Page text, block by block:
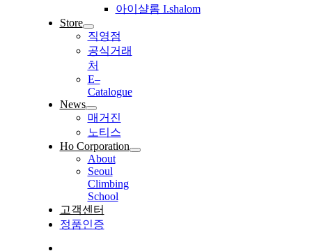
아이샬롬 I.shalom
Store
직영점
공식거래
처
E–
Catalogue
News
매거진
노티스
Ho Corporation
About
Seoul
Climbing
School
고객센터
정품인증